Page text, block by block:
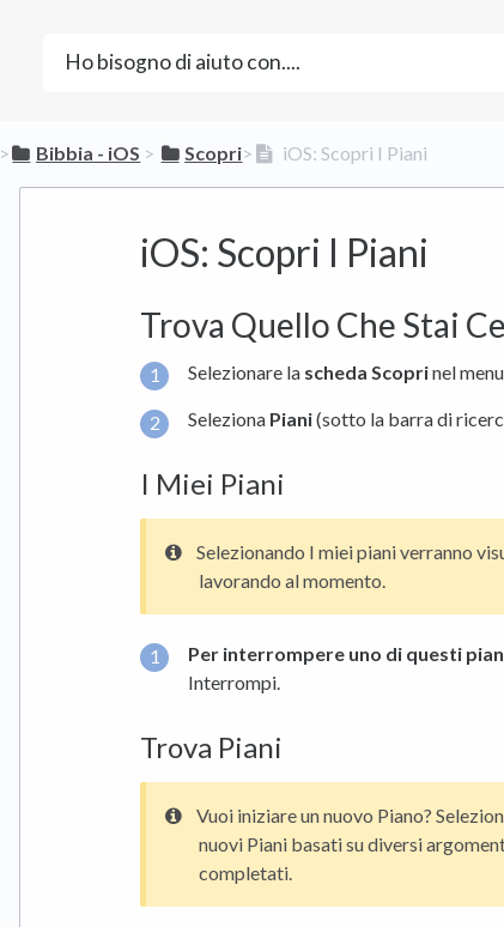
​>​ ​Bibbia - iOS ​ > ​ ​Scopri​>​ iOS: Scopri I Piani
iOS: Scopri I Piani
Trova Quello Che Stai
Selezionare la scheda Scoprinel
Seleziona Piani(sotto la barra di
I Miei Piani
Selezionando I miei piani verranno
lavorando al momento.
Per interrompere uno di questi
Interrompi.
Trova Piani
Vuoi iniziare un nuovo Piano?
nuovi Piani basati su diversi
completati.